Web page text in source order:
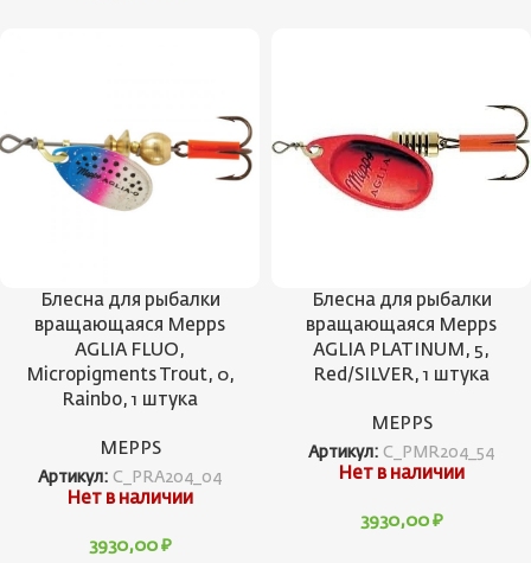
Блесна для рыбалки
вращающаяся Mepps
AGLIA FLUO,
Micropigments Trout, 0,
Rainbo, 1 штука
MEPPS
Артикул: C_PRA204_04
Нет в наличии
3930,00 ₽
Блесна для рыбалки
вращающаяся Mepps
AGLIA PLATINUM, 5,
Red/SILVER, 1 штука
MEPPS
Артикул: C_PMR204_54
Нет в наличии
3930,00 ₽